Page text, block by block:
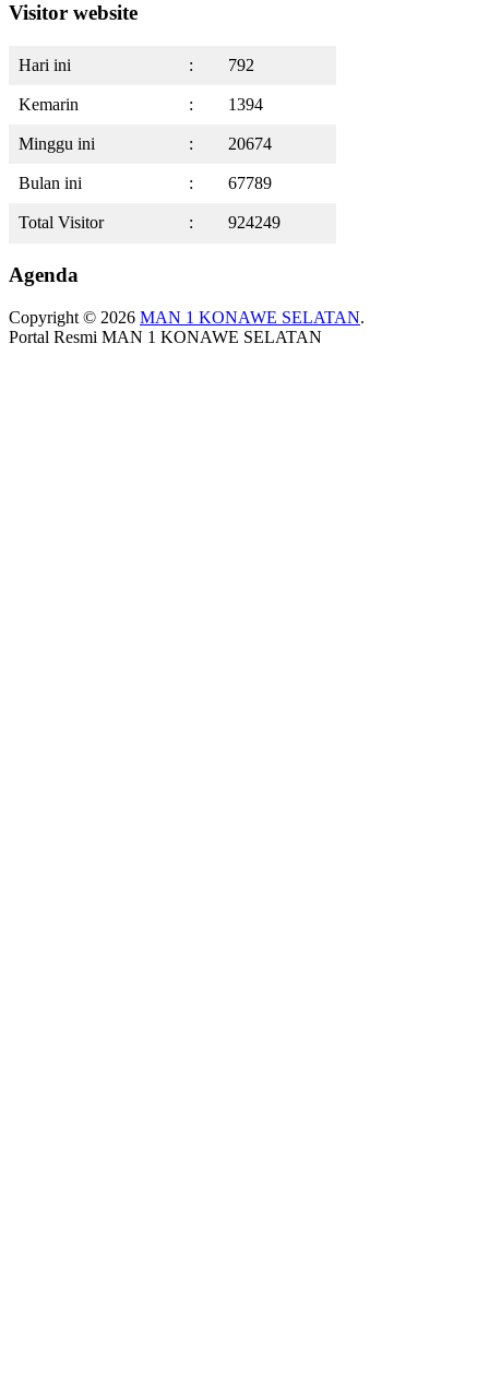
Visitor website
Hari ini : 792
Kemarin : 1394
Minggu ini : 20674
Bulan ini : 67789
Total Visitor : 924249
Agenda
Copyright © 2026 MAN 1 KONAWE SELATAN.
Portal Resmi MAN 1 KONAWE SELATAN